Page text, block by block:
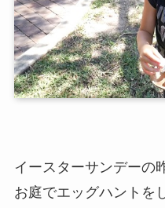
イースターサンデーの
お庭でエッグハントを